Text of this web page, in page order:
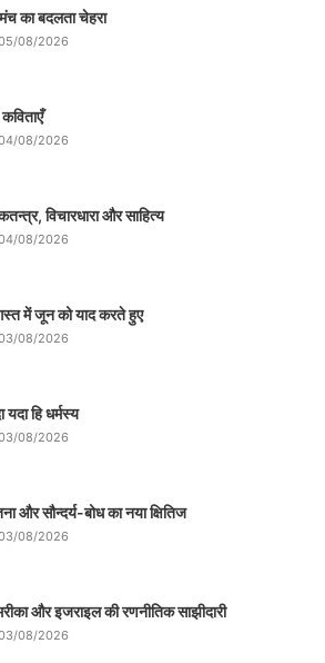
का बदलता चेहरा
08/2026
08/2026
विचारधारा और साहित्य
08/2026
में जून को याद करते हुए
08/2026
यदा हि धर्मस्य
08/2026
और सौन्दर्य-बोध का नया क्षितिज
08/2026
और इजराइल की रणनीतिक साझीदारी
08/2026